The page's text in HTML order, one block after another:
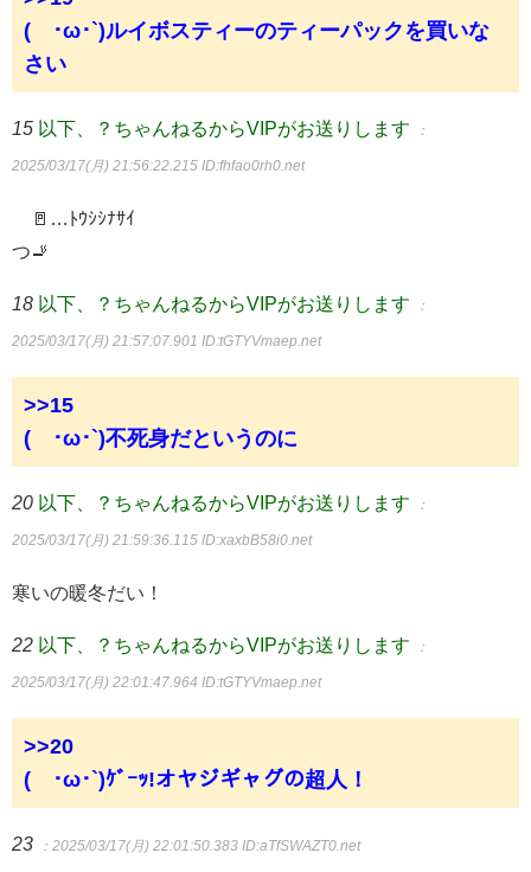
(´･ω･`)ルイボスティーのティーパックを買いな
さい
15 以下、？ちゃんねるからVIPがお送りします ：
2025/03/17(月) 21:56:22.215 ID:fhfao0rh0.net
🚪…ﾄｳｼｼﾅｻｲ
つ🚬
18 以下、？ちゃんねるからVIPがお送りします ：
2025/03/17(月) 21:57:07.901 ID:tGTYVmaep.net
>>15
(´･ω･`)不死身だというのに
20 以下、？ちゃんねるからVIPがお送りします ：
2025/03/17(月) 21:59:36.115 ID:xaxbB58i0.net
寒いの暖冬だい！
22 以下、？ちゃんねるからVIPがお送りします ：
2025/03/17(月) 22:01:47.964 ID:tGTYVmaep.net
>>20
(´･ω･`)ｹﾞｰｯ!オヤジギャグの超人！
23 ：2025/03/17(月) 22:01:50.383 ID:aTfSWAZT0.net